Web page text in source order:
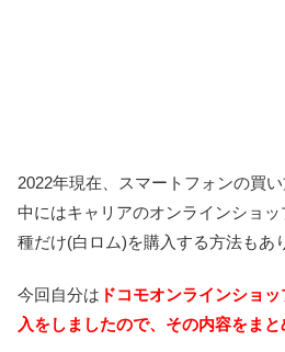
2022年現在、スマートフォンの買い
中にはキャリアのオンラインショ
種だけ(白ロム)を購入する方法もあ
今回自分は ドコモオンラインショ
入をしましたので、その内容をまと